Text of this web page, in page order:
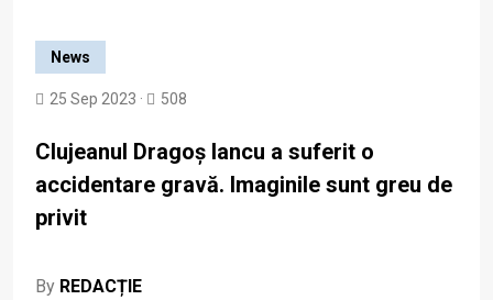
News
25 Sep 2023 · 508
Clujeanul Dragoș Iancu a suferit o
accidentare gravă. Imaginile sunt greu de
privit
By REDACȚIE